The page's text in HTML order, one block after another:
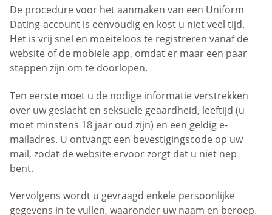
De procedure voor het aanmaken van een Uniform
Dating-account is eenvoudig en kost u niet veel tijd.
Het is vrij snel en moeiteloos te registreren vanaf de
website of de mobiele app, omdat er maar een paar
stappen zijn om te doorlopen.
Ten eerste moet u de nodige informatie verstrekken
over uw geslacht en seksuele geaardheid, leeftijd (u
moet minstens 18 jaar oud zijn) en een geldig e-
mailadres. U ontvangt een bevestigingscode op uw
mail, zodat de website ervoor zorgt dat u niet nep
bent.
Vervolgens wordt u gevraagd enkele persoonlijke
gegevens in te vullen, waaronder uw naam en beroep.